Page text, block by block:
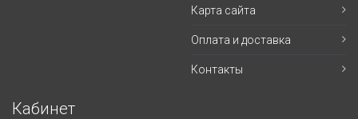
Карта сайта
Оплата и доставка
Контакты
Кабинет